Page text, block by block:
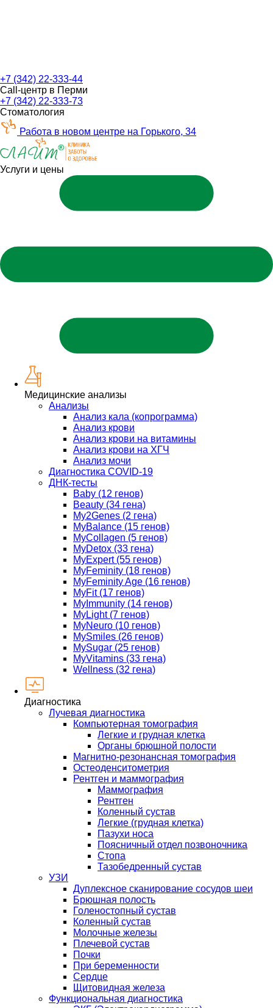
+7 (342) 22-333-44
Call-центр в Перми
+7 (342) 22-333-73
Стоматология
Работа в новом центре на Горького, 34
Услуги и цены
Медицинские анализы
Анализы
Анализ кала (копрограмма)
Анализ крови
Анализ крови на витамины
Анализ крови на ХГЧ
Анализ мочи
Диагностика COVID-19
ДНК-тесты
Baby (12 генов)
Beauty (34 гена)
My2Genes (2 гена)
MyBalance (15 генов)
MyCollagen (5 генов)
MyDetox (33 гена)
MyExpert (55 генов)
MyFeminity (18 генов)
MyFeminity Age (16 генов)
MyFit (17 генов)
MyImmunity (14 генов)
MyLight (7 генов)
MyNeuro (10 генов)
MySmiles (26 генов)
MySugar (25 генов)
MyVitamins (33 гена)
Wellness (32 гена)
Диагностика
Лучевая диагностика
Компьютерная томография
Легкие и грудная клетка
Органы брюшной полости
Магнитно-резонансная томография
Остеоденситометрия
Рентген и маммография
Маммография
Рентген
Коленный сустав
Легкие (грудная клетка)
Пазухи носа
Поясничный отдел позвоночника
Стопа
Тазобедренный сустав
УЗИ
Дуплексное сканирование сосудов шеи
Брюшная полость
Голеностопный сустав
Коленный сустав
Молочные железы
Плечевой сустав
Почки
При беременности
Сердце
Щитовидная железа
Функциональная диагностика